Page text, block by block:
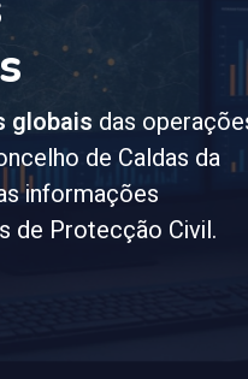
das operações
de Caldas da
Protecção Civil.